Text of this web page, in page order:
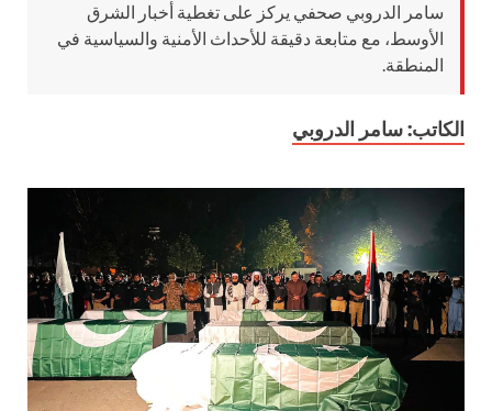
سامر الدروبي صحفي يركز على تغطية أخبار الشرق
الأوسط، مع متابعة دقيقة للأحداث الأمنية والسياسية في
المنطقة.
الكاتب:سامر الدروبي